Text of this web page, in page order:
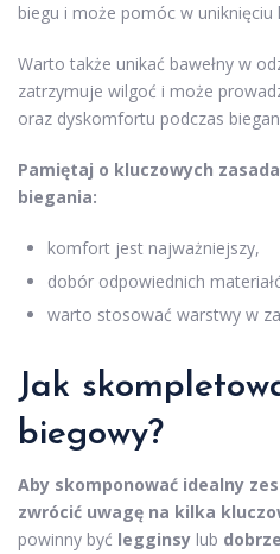
biegu i może pomóc w uniknięciu
Warto także unikać bawełny w
zatrzymuje wilgoć i może
oraz dyskomfortu podczas
Pamiętaj o kluczowych
biegania:
komfort jest najważniejszy,
dobór odpowiednich
warto stosować warstwy w
Jak
biegowy?
Aby skomponować idealny
zwrócić uwagę na kilka
powinny być legginsy lub